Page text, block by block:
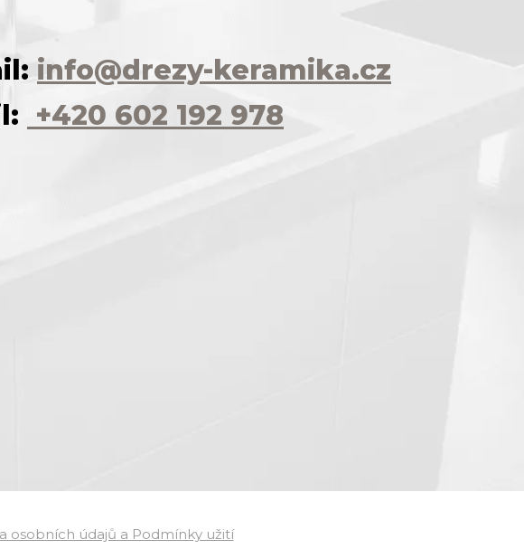
info@drezy-keramika.cz
+420 602 192 978
osobních údajů a Podmínky užití